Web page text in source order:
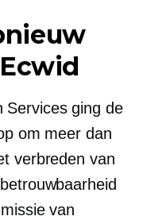
Services ging de
om meer dan
verbreden van
van